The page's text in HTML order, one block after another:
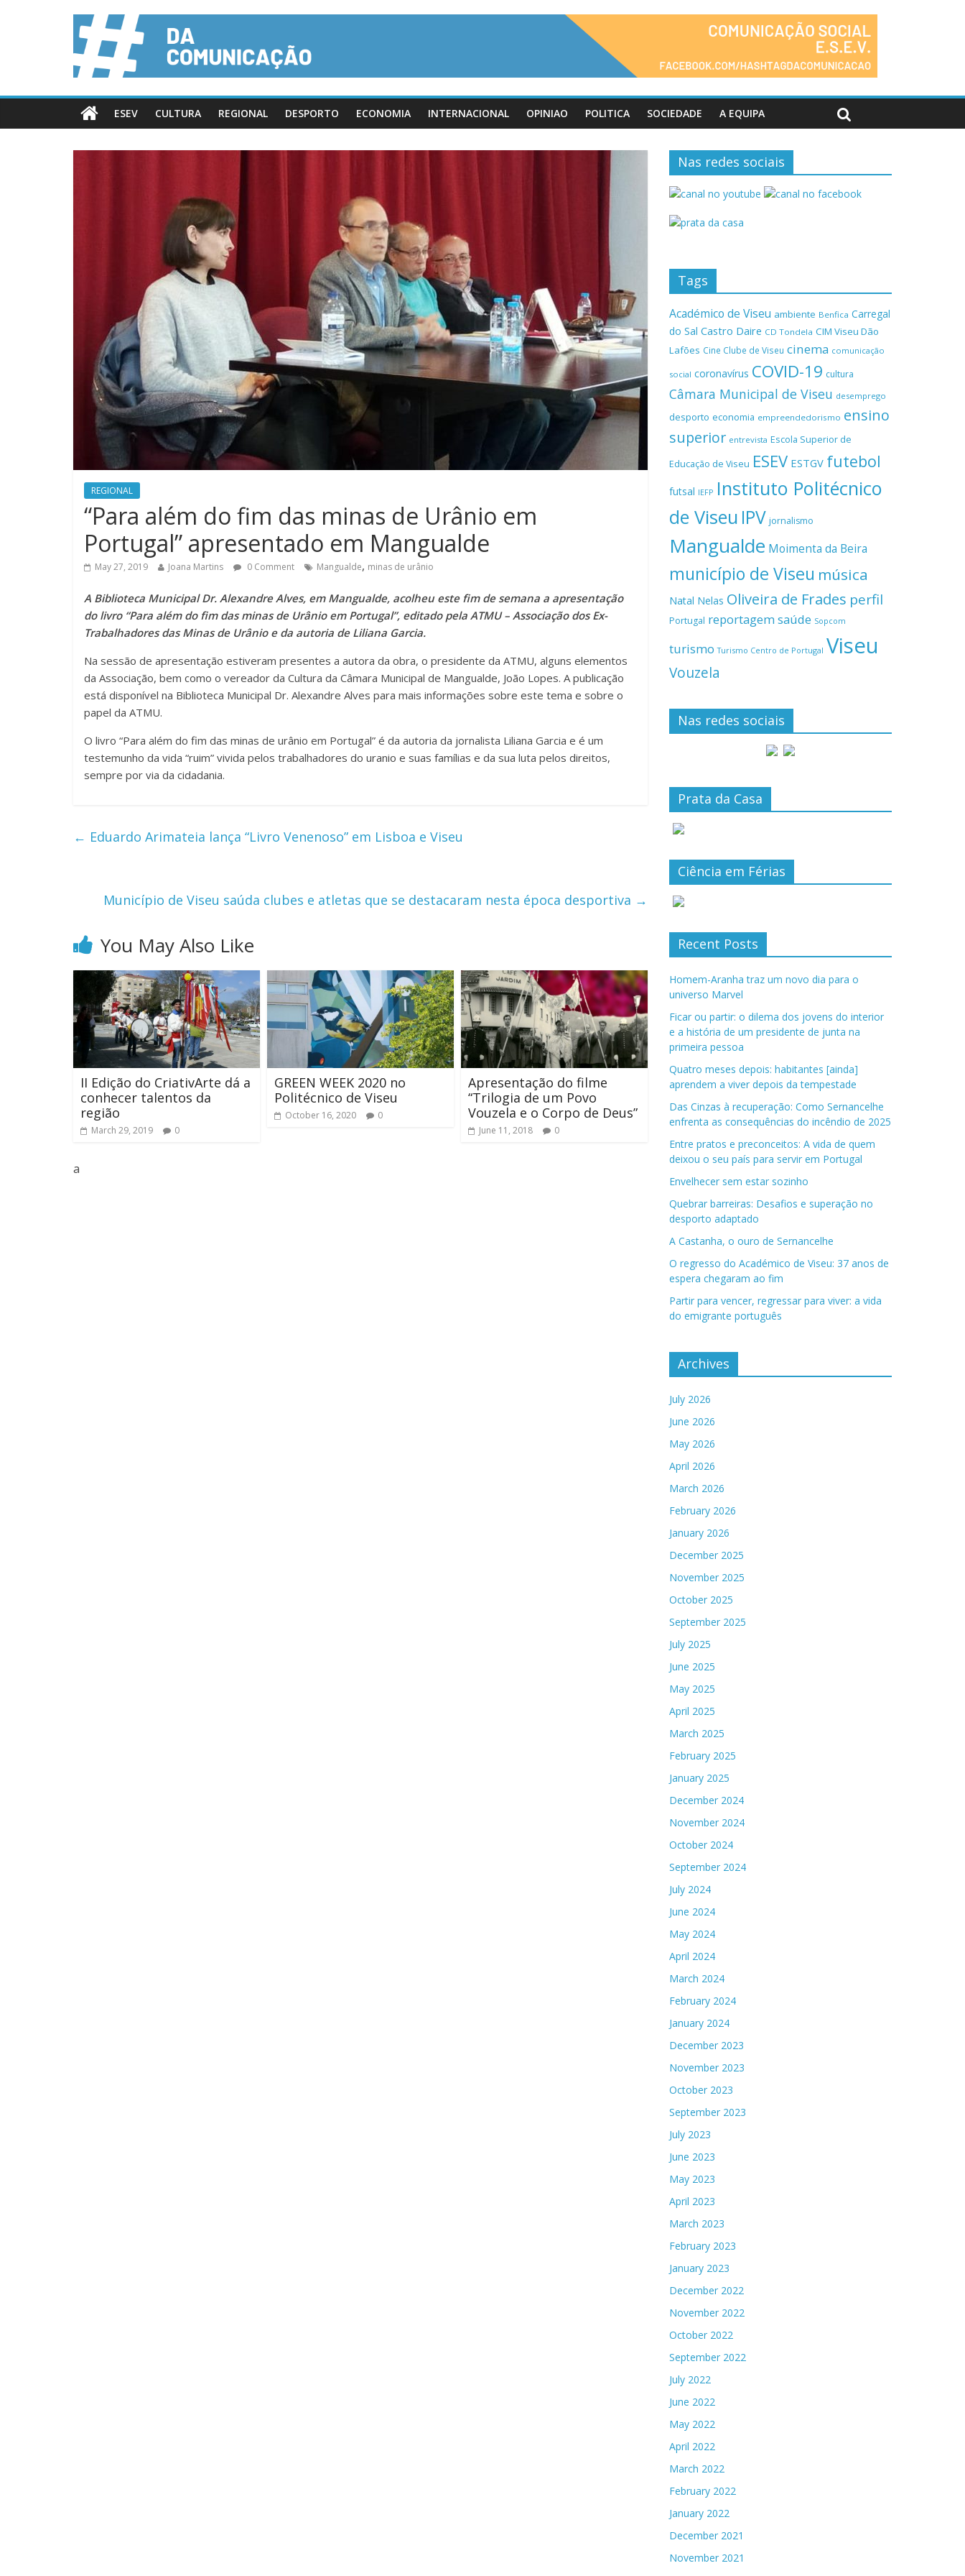
ESEV CULTURA REGIONAL DESPORTO ECONOMIA INTERNACIONAL OPINIAO POLITICA SOCIEDADE A EQUIPA
REGIONAL
“Para além do fim das minas de Urânio em
Portugal” apresentado em Mangualde
May 27, 2019 Joana Martins 0 Comment Mangualde, minas de urânio
A Biblioteca Municipal Dr. Alexandre Alves, em Mangualde, acolheu este fim de semana a apresentação
do livro “Para além do fim das minas de Urânio em Portugal”, editado pela ATMU – Associação dos Ex-
Trabalhadores das Minas de Urânio e da autoria de Liliana Garcia.
Na sessão de apresentação estiveram presentes a autora da obra, o presidente da ATMU, alguns elementos
da Associação, bem como o vereador da Cultura da Câmara Municipal de Mangualde, João Lopes. A publicação
está disponível na Biblioteca Municipal Dr. Alexandre Alves para mais informações sobre este tema e sobre o
papel da ATMU.
O livro “Para além do fim das minas de urânio em Portugal” é da autoria da jornalista Liliana Garcia e é um
testemunho da vida “ruim” vivida pelos trabalhadores do uranio e suas famílias e da sua luta pelos direitos,
sempre por via da cidadania.
← Eduardo Arimateia lança “Livro Venenoso” em Lisboa e Viseu
Município de Viseu saúda clubes e atletas que se destacaram nesta época desportiva →
You May Also Like
II Edição do CriativArte dá a
conhecer talentos da
região
March 29, 2019 0
GREEN WEEK 2020 no
Politécnico de Viseu
October 16, 2020 0
Apresentação do filme
“Trilogia de um Povo
Vouzela e o Corpo de Deus”
June 11, 2018 0
a
Nas redes sociais
Tags
Académico de Viseu ambiente Benfica Carregal
do Sal Castro Daire CD Tondela CIM Viseu Dão
Lafões Cine Clube de Viseu cinema comunicação
social coronavírus COVID-19 cultura
Câmara Municipal de Viseu desemprego
desporto economia empreendedorismo ensino
superior entrevista Escola Superior de
Educação de Viseu ESEV ESTGV futebol
futsal IEFP Instituto Politécnico
de Viseu IPV jornalismo
Mangualde Moimenta da Beira
município de Viseu música
Natal Nelas Oliveira de Frades perfil
Portugal reportagemsaúde Sopcom
turismo Turismo Centro de Portugal Viseu
Vouzela
Nas redes sociais
Prata da Casa
Ciência em Férias
Recent Posts
Homem-Aranha traz um novo dia para o
universo Marvel
Ficar ou partir: o dilema dos jovens do interior
e a história de um presidente de junta na
primeira pessoa
Quatro meses depois: habitantes [ainda]
aprendem a viver depois da tempestade
Das Cinzas à recuperação: Como Sernancelhe
enfrenta as consequências do incêndio de 2025
Entre pratos e preconceitos: A vida de quem
deixou o seu país para servir em Portugal
Envelhecer sem estar sozinho
Quebrar barreiras: Desafios e superação no
desporto adaptado
A Castanha, o ouro de Sernancelhe
O regresso do Académico de Viseu: 37 anos de
espera chegaram ao fim
Partir para vencer, regressar para viver: a vida
do emigrante português
Archives
July 2026
June 2026
May 2026
April 2026
March 2026
February 2026
January 2026
December 2025
November 2025
October 2025
September 2025
July 2025
June 2025
May 2025
April 2025
March 2025
February 2025
January 2025
December 2024
November 2024
October 2024
September 2024
July 2024
June 2024
May 2024
April 2024
March 2024
February 2024
January 2024
December 2023
November 2023
October 2023
September 2023
July 2023
June 2023
May 2023
April 2023
March 2023
February 2023
January 2023
December 2022
November 2022
October 2022
September 2022
July 2022
June 2022
May 2022
April 2022
March 2022
February 2022
January 2022
December 2021
November 2021